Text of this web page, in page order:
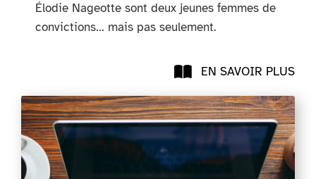
Élodie Nageotte sont deux jeunes femmes de
convictions… mais pas seulement.
EN SAVOIR PLUS